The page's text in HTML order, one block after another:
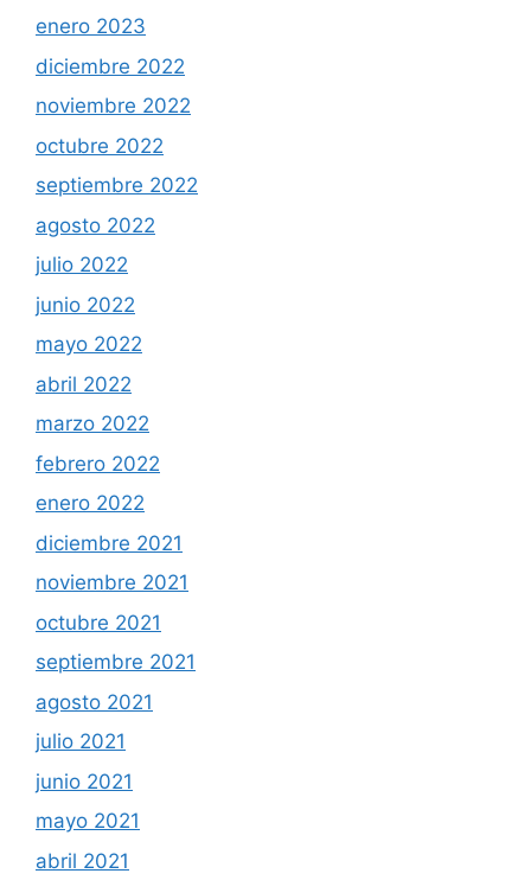
enero 2023
diciembre 2022
noviembre 2022
octubre 2022
septiembre 2022
agosto 2022
julio 2022
junio 2022
mayo 2022
abril 2022
marzo 2022
febrero 2022
enero 2022
diciembre 2021
noviembre 2021
octubre 2021
septiembre 2021
agosto 2021
julio 2021
junio 2021
mayo 2021
abril 2021